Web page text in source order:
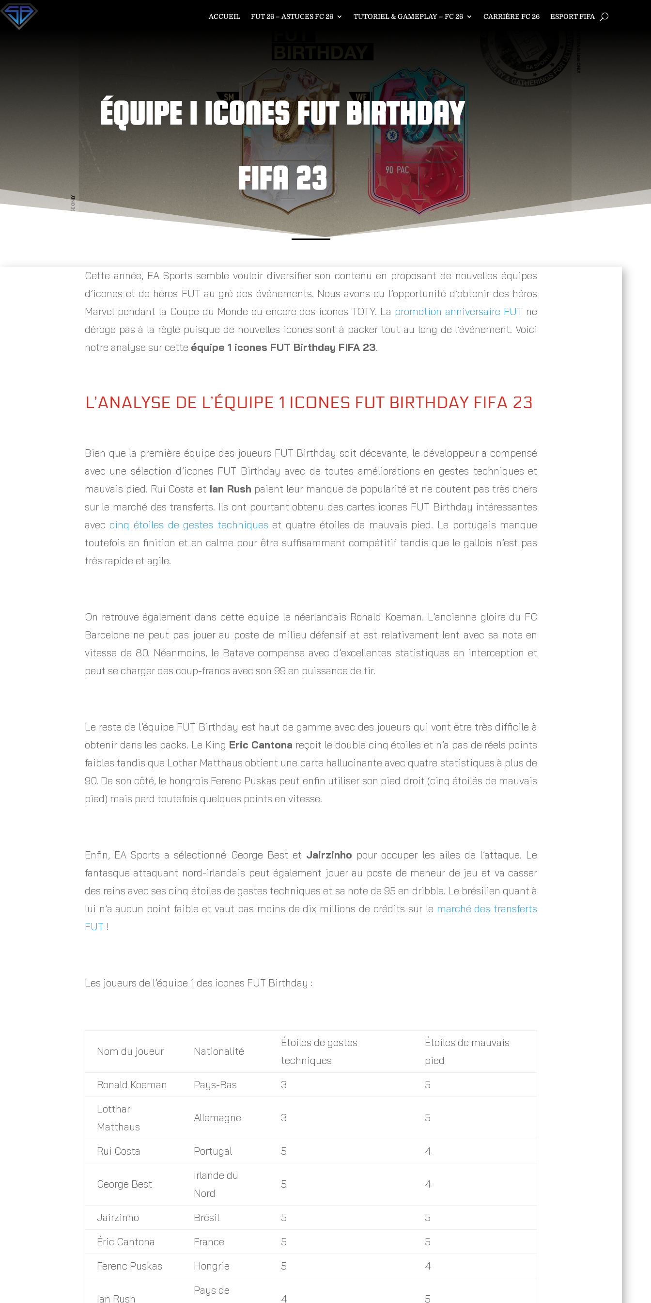
ACCUEIL FUT 26 – ASTUCES FC 26 TUTORIEL & GAMEPLAY – FC 26 CARRIÈRE FC 26 ESPORT FIFA
ÉQUIPE 1 ICONES FUT BIRTHDAY
FIFA 23
Cette année, EA Sports semble vouloir diversifier son contenu en proposant de nouvelles équipes
d’icones et de héros FUT au gré des événements. Nous avons eu l’opportunité d’obtenir des héros
Marvel pendant la Coupe du Monde ou encore des icones TOTY. La promotion anniversaire FUT ne
déroge pas à la règle puisque de nouvelles icones sont à packer tout au long de l’événement. Voici
notre analyse sur cette équipe 1 icones FUT Birthday FIFA 23.
L’ANALYSE DE L’ÉQUIPE 1 ICONES FUT BIRTHDAY FIFA 23
Bien que la première équipe des joueurs FUT Birthday soit décevante, le développeur a compensé
avec une sélection d’icones FUT Birthday avec de toutes améliorations en gestes techniques et
mauvais pied. Rui Costa et Ian Rush paient leur manque de popularité et ne coutent pas très chers
sur le marché des transferts. Ils ont pourtant obtenu des cartes icones FUT Birthday intéressantes
aveccinq étoiles de gestes techniques et quatre étoiles de mauvais pied. Le portugais manque
toutefois en finition et en calme pour être suffisamment compétitif tandis que le gallois n’est pas
très rapide et agile.
On retrouve également dans cette equipe le néerlandais Ronald Koeman. L’ancienne gloire du FC
Barcelone ne peut pas jouer au poste de milieu défensif et est relativement lent avec sa note en
vitesse de 80. Néanmoins, le Batave compense avec d’excellentes statistiques en interception et
peut se charger des coup-francs avec son 99 en puissance de tir.
Le reste de l’équipe FUT Birthday est haut de gamme avec des joueurs qui vont être très difficile à
obtenir dans les packs. Le King Eric Cantona reçoit le double cinq étoiles et n’a pas de réels points
faibles tandis que Lothar Matthaus obtient une carte hallucinante avec quatre statistiques à plus de
90. De son côté, le hongrois Ferenc Puskas peut enfin utiliser son pied droit (cinq étoilés de mauvais
pied) mais perd toutefois quelques points en vitesse.
Enfin, EA Sports a sélectionné George Best et Jairzinho pour occuper les ailes de l’attaque. Le
fantasque attaquant nord-irlandais peut également jouer au poste de meneur de jeu et va casser
des reins avec ses cinq étoiles de gestes techniques et sa note de 95 en dribble. Le brésilien quant à
lui n’a aucun point faible et vaut pas moins de dix millions de crédits sur le marché des transferts
FUT !
Les joueurs de l’équipe 1 des icones FUT Birthday :
Nom du joueur Nationalité
Étoiles de gestes
techniques
Étoiles de mauvais
pied
Ronald Koeman
Pays-Bas 3
5
Lotthar
Matthaus
Allemagne 3 5
Rui Costa Portugal 5 4
George Best
Irlande du
Nord
5 4
Jairzinho Brésil 5
5
Éric Cantona
France 5
5
Ferenc Puskas
Hongrie 5 4
Ian Rush
Pays de
4 5